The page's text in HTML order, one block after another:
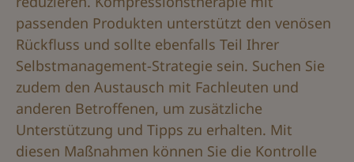
passenden Produkten unterstützt den venösen
Rückfluss und sollte ebenfalls Teil Ihrer
Selbstmanagement-Strategie sein. Suchen Sie
zudem den Austausch mit Fachleuten und
anderen Betroffenen, um zusätzliche
Unterstützung und Tipps zu erhalten. Mit
diesen Maßnahmen können Sie die Kontrolle